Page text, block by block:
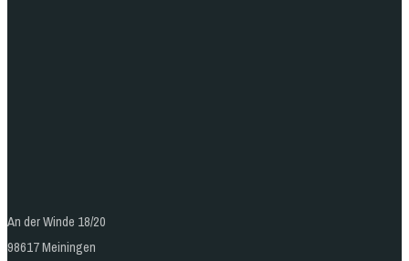
An der Winde 18/20
98617 Meiningen